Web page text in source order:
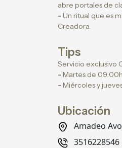
abre portales de
- Un ritual que es
Creadora.
Tips
Servicio exclusivo
- Martes de
- Miércoles y
Ubicación
Amadeo
3516228546